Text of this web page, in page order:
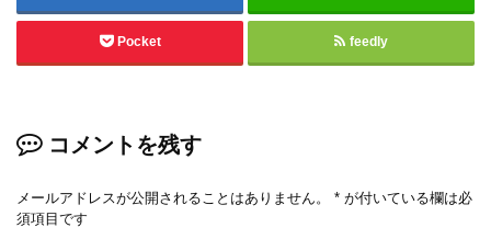
Pocket feedly
コメントを残す
メールアドレスが公開されることはありません。 * が付いている欄は必
須項目です